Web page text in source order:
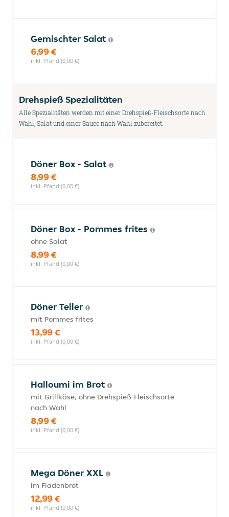
Gemischter Salat
6,99 €
inkl. Pfand (0,00 €)
Drehspieß Spezialitäten
Alle Spezialitäten werden mit einer Drehspieß-Fleischsorte nach
Wahl, Salat und einer Sauce nach Wahl zubereitet.
Döner Box - Salat
8,99 €
inkl. Pfand (0,00 €)
Döner Box - Pommes frites
ohne Salat
8,99 €
inkl. Pfand (0,00 €)
Döner Teller
mit Pommes frites
13,99 €
inkl. Pfand (0,00 €)
Halloumi im Brot
mit Grillkäse, ohne Drehspieß-Fleischsorte
nach Wahl
8,99 €
inkl. Pfand (0,00 €)
Mega Döner XXL
im Fladenbrot
12,99 €
inkl. Pfand (0,00 €)